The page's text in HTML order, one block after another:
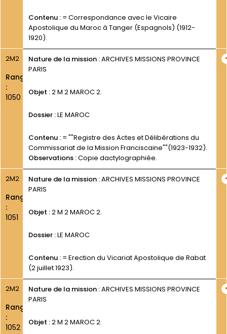
Contenu := Correspondance avec le Vicaire
Apostolique du Maroc à Tanger (Espagnols) (1912-
1920).
2M2
Rang
:
1050
Nature de la mission :ARCHIVES MISSIONS PROVINCE
PARIS
Objet :2 M 2 MAROC 2.
Dossier :LE MAROC
Contenu := ""Registre des Actes et Délibérations du
Commissariat de la Mission Franciscaine""(1923-1932).
Observations :Copie dactylographiée.
2M2
Rang
:
1051
Nature de la mission :ARCHIVES MISSIONS PROVINCE
PARIS
Objet :2 M 2 MAROC 2.
Dossier :LE MAROC
Contenu := Erection du Vicariat Apostolique de Rabat
(2 juillet 1923).
2M2
Rang
:
1052
Nature de la mission :ARCHIVES MISSIONS PROVINCE
PARIS
Objet :2 M 2 MAROC 2.